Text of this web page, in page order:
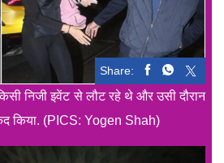
Share:
निजी इवेंट से लौट रहे थे और उसी दौरान
कैद किया. (PICS: Yogen Shah)